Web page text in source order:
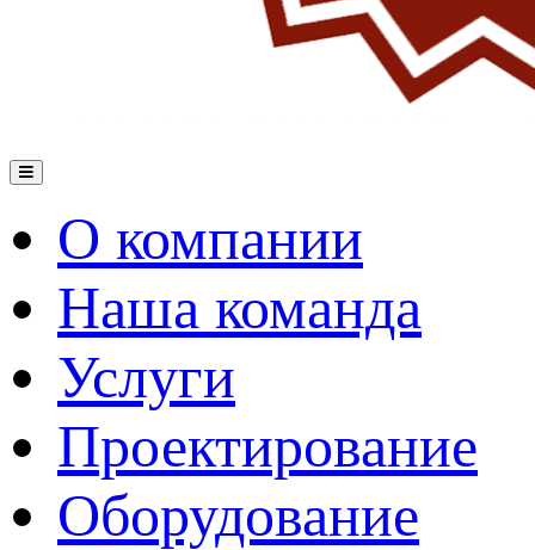
О компании
Наша команда
Услуги
Проектирование
Оборудование